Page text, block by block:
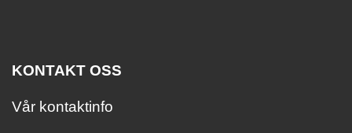
KONTAKT OSS
Vår kontaktinfo